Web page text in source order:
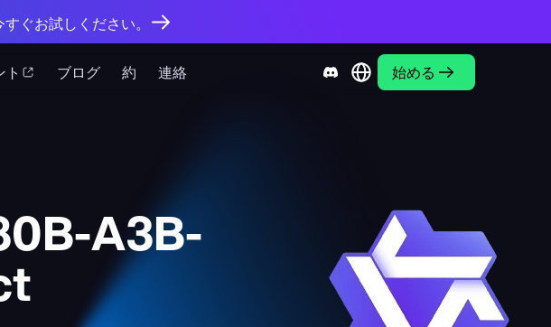
ト ブログ 約 連絡 始める
ぐお試しください。
A3B-